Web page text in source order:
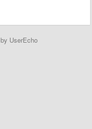
by UserEcho